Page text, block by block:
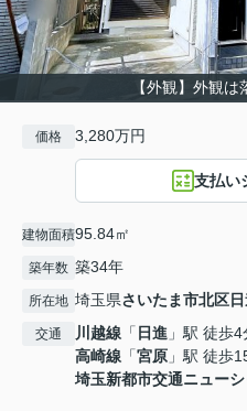
【外観】外観
価格 3,280万円
支払い
建物面積95.84㎡
築年数 築34年
所在地 埼玉県さいたま市北区
交通 川越線 「 日進 」駅 徒歩4
高崎線 「宮原 」駅 徒歩
埼玉新都市交通ニュー